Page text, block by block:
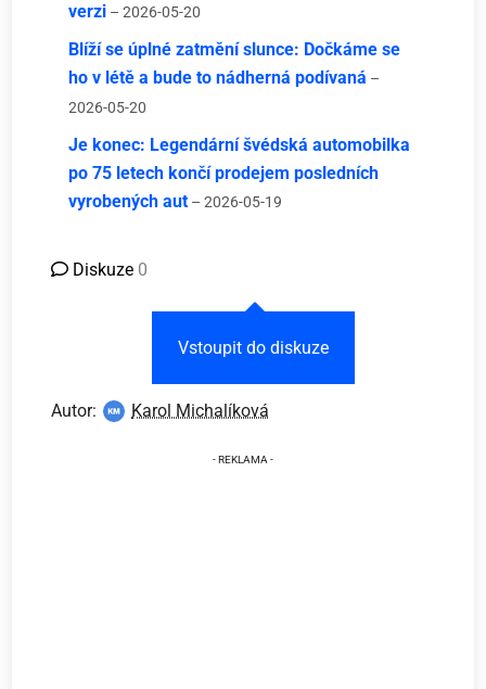
verzi – 2026-05-20
Blíží se úplné zatmění slunce: Dočkáme se
ho v létě a bude to nádherná podívaná –
2026-05-20
Je konec: Legendární švédská automobilka
po 75 letech končí prodejem posledních
vyrobených aut – 2026-05-19
Diskuze 0
Vstoupit do diskuze
Autor: Karol Michalíková